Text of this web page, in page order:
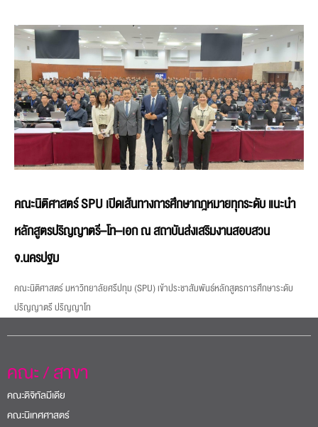
คณะนิติศาสตร์ SPU เปิดเส้นทางการศึกษากฎหมายทุกระดับ แนะนำ
หลักสูตรปริญญาตรี–โท–เอก ณ สถาบันส่งเสริมงานสอบสวน
จ.นครปฐม
คณะนิติศาสตร์ มหาวิทยาลัยศรีปทุม (SPU) เข้าประชาสัมพันธ์หลักสูตรการศึกษาระดับ
ปริญญาตรี ปริญญาโท
คณะ / สาขา
คณะดิจิทัลมีเดีย
คณะนิเทศศาสตร์